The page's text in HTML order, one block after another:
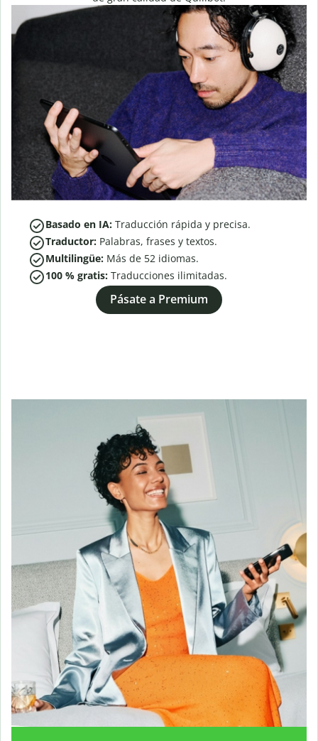
Basado en IA: Traducción rápida y precisa.
Traductor: Palabras, frases y textos.
Multilingüe: Más de 52 idiomas.
100 % gratis: Traducciones ilimitadas.
Pásate a Premium